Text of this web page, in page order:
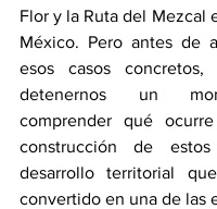
Flor y la Ruta del Mezcal
México. Pero antes de
esos casos
detenernos un
comprender qué
construcción de
desarrollo territorial
convertido en una de las